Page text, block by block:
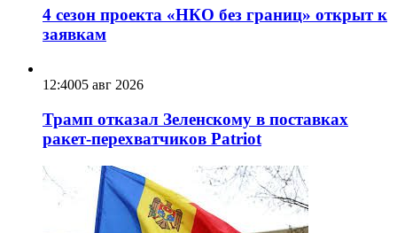
4 сезон проекта «НКО без границ» открыт к
заявкам
12:4005 авг 2026
Трамп отказал Зеленскому в поставках
ракет-перехватчиков Patriot